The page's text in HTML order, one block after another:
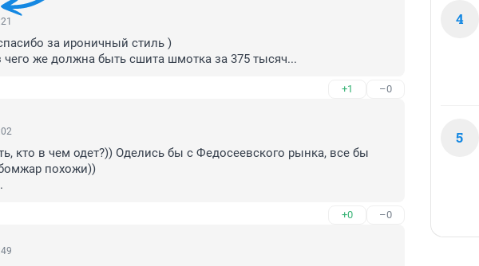
за ироничный стиль )
чего же должна быть сшита шмотка за 375 тысяч...
+1 –0
кто в чем одет?)) Оделись бы с Федосеевского рынка, все бы
похожи))
+0 –0
4
5